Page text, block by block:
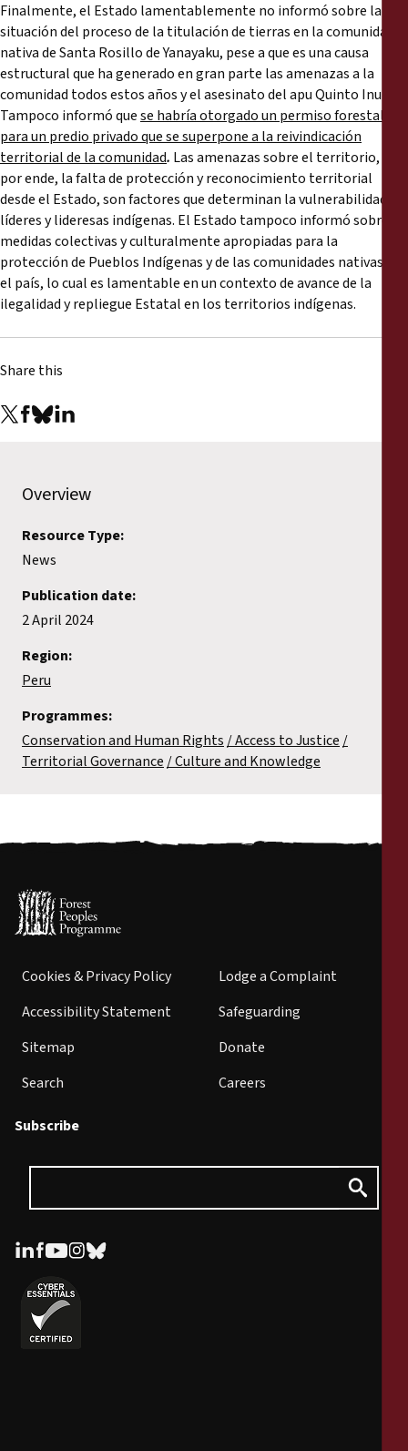
Finalmente, el Estado lamentablemente no informó sobre la
situación del proceso de la titulación de tierras en la comunidad
nativa de Santa Rosillo de Yanayaku, pese a que es una causa
estructural que ha generado en gran parte las amenazas a la
comunidad todos estos años y el asesinato del apu Quinto Inuma.
Tampoco informó quese habría otorgado un permiso forestal
para un predio privado que se superpone a la reivindicación
territorial de la comunidad. Las amenazas sobre el territorio, y
por ende, la falta de protección y reconocimiento territorial
desde el Estado, son factores que determinan la vulnerabilidad de
líderes y lideresas indígenas. El Estado tampoco informó sobre
medidas colectivas y culturalmente apropiadas para la
protección de Pueblos Indígenas y de las comunidades nativas en
el país, lo cual es lamentable en un contexto de avance de la
ilegalidad y repliegue Estatal en los territorios indígenas.
Share this
Overview
Resource Type:
News
Publication date:
2 April 2024
Region:
Peru
Programmes:
Conservation and Human Rights Access to Justice
Territorial Governance Culture and Knowledge
Cookies & Privacy Policy
Accessibility Statement
Sitemap
Search
Lodge a Complaint
Safeguarding
Donate
Careers
Subscribe